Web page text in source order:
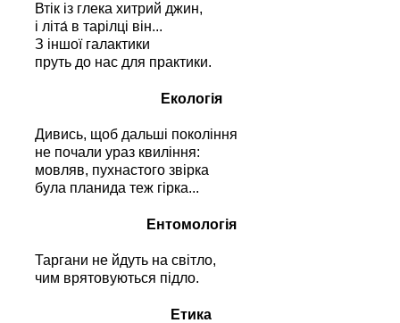
Втік із глека хитрий джин,
і літа́ в тарілці він...
З іншої галактики
пруть до нас для практики.
Екологія
Дивись, щоб дальші покоління
не почали ураз квиління:
мовляв, пухнастого звірка
була планида теж гірка...
Ентомологія
Таргани не йдуть на світло,
чим врятовуються підло.
Етика